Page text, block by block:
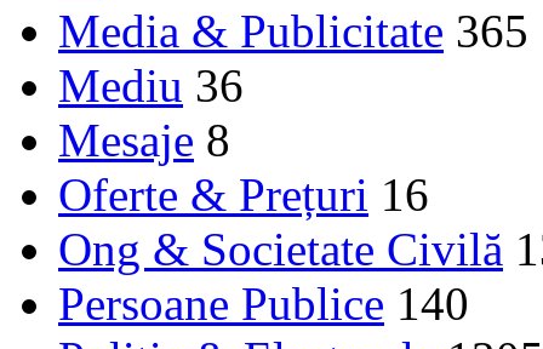
Media & Publicitate 365
Mediu 36
Mesaje 8
Oferte & Prețuri 16
Ong & Societate Civilă
Persoane Publice 140